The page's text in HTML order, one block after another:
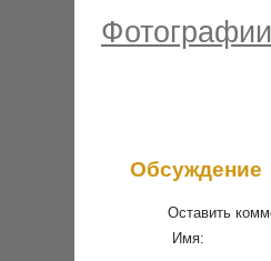
Фотографии
Обсуждение
Оставить
Имя: